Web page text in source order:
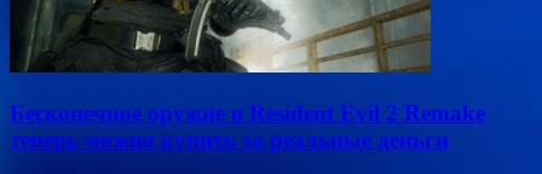
Бесконечное оружие в Resident Evil 2 Remake
теперь можно купить за реальные деньги